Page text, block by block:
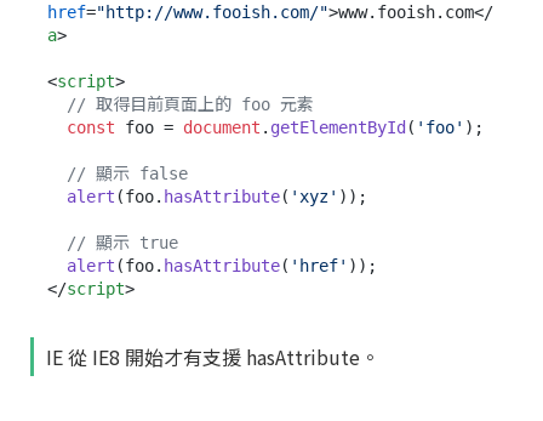
href="http://www.fooish.com/">www.fooish.com</
a>
<script>
// 取得目前頁面上的 foo 元素
const foo = document . getElementById ( 'foo' );
// 顯示 false
alert (foo. hasAttribute( 'xyz' ));
// 顯示 true
alert (foo. hasAttribute( 'href'
</script>
IE 從 IE8 開始才有支援 hasAttribute。